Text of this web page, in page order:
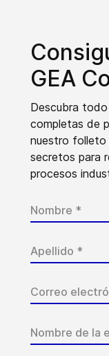
GEA
Descubra
completas de
nuestro folleto
secretos para
procesos